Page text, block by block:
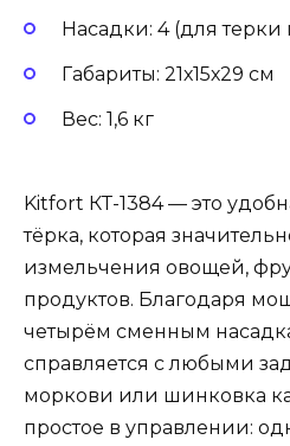
Насадки: 4 (для
Габариты: 21х15х29 см
Вес: 1,6 кг
Kitfort КТ-1384 — это
тёрка, которая
измельчения овощей,
продуктов. Благодаря
четырём сменным
справляется с любыми
моркови или шинковка
простое в управлении: